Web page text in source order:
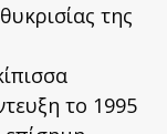
της
το 1995